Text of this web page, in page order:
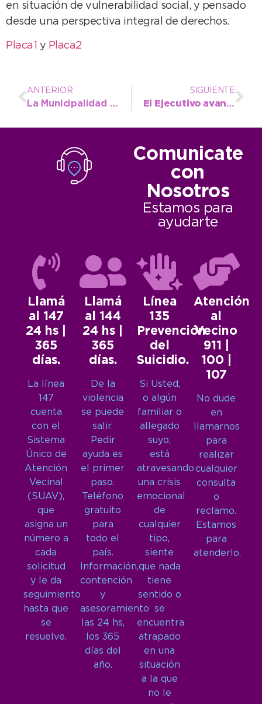
en situación de vulnerabilidad social, y pensado
desde una perspectiva integral de derechos.
Placa1 y Placa2
ANTERIOR
La Municipalidad coloca granza en la Avenida 42 para recuperar su transitabilidad
SIGUIENTE
El Ejecutivo avanza y busca reactivar la obra del polideportivo en Quequén
Comunicate
con
Nosotros
Estamos para
ayudarte
Llamá
al 147
24 hs |
365
días.
La línea
147
cuenta
con el
Sistema
Único de
Atención
Vecinal
(SUAV),
que
asigna un
número a
cada
solicitud
y le da
seguimiento
hasta que
se
resuelve.
Llamá
al 144
24 hs |
365
días.
De la
violencia
se puede
salir.
Pedir
ayuda es
el primer
paso.
Teléfono
gratuito
para
todo el
país.
Información,
contención
y
asesoramiento
las 24 hs,
los 365
días del
año.
Línea
135
Prevención
del
Suicidio.
Si Usted,
o algún
familiar o
allegado
suyo,
está
atravesando
una crisis
emocional
de
cualquier
tipo,
siente
que nada
tiene
sentido o
se
encuentra
atrapado
en una
situación
a la que
no le
Atención
al
Vecino
911 |
100 |
107
No dude
en
llamarnos
para
realizar
cualquier
consulta
o
reclamo.
Estamos
para
atenderlo.